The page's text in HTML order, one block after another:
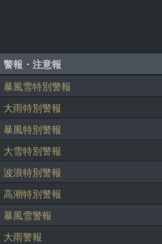
警報・注意報
暴風雪特別警報
大雨特別警報
暴風特別警報
大雪特別警報
波浪特別警報
高潮特別警報
暴風雪警報
大雨警報